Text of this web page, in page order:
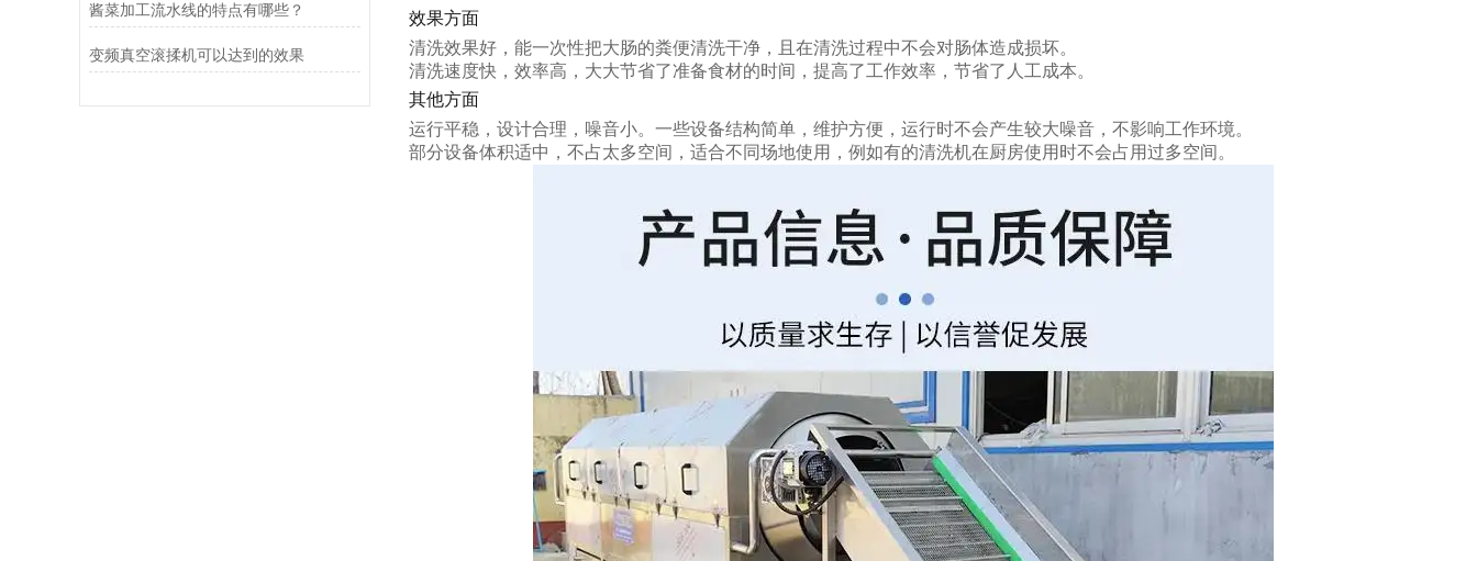
酱菜加工流水线的特点有哪些？
变频真空滚揉机可以达到的效果
效果方面
清洗效果好，能一次性把大肠的粪便清洗干净，且在清洗过程中不会对肠体造成损坏。
清洗速度快，效率高，大大节省了准备食材的时间，提高了工作效率，节省了人工成本。
其他方面
运行平稳，设计合理，噪音小。一些设备结构简单，维护方便，运行时不会产生较大噪音，不影响工作环境。
部分设备体积适中，不占太多空间，适合不同场地使用，例如有的清洗机在厨房使用时不会占用过多空间。